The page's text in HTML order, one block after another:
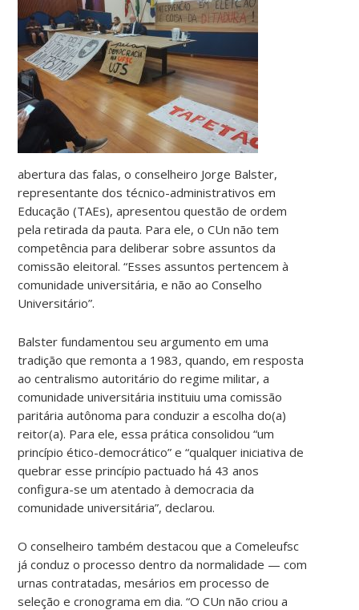
abertura das falas, o conselheiro Jorge Balster,
representante dos técnico-administrativos em
Educação (TAEs), apresentou questão de ordem
pela retirada da pauta. Para ele, o CUn não tem
competência para deliberar sobre assuntos da
comissão eleitoral. “Esses assuntos pertencem à
comunidade universitária, e não ao Conselho
Universitário”.
Balster fundamentou seu argumento em uma
tradição que remonta a 1983, quando, em resposta
ao centralismo autoritário do regime militar, a
comunidade universitária instituiu uma comissão
paritária autônoma para conduzir a escolha do(a)
reitor(a). Para ele, essa prática consolidou “um
princípio ético-democrático” e “qualquer iniciativa de
quebrar esse princípio pactuado há 43 anos
configura-se um atentado à democracia da
comunidade universitária”, declarou.
O conselheiro também destacou que a Comeleufsc
já conduz o processo dentro da normalidade — com
urnas contratadas, mesários em processo de
seleção e cronograma em dia. “O CUn não criou a